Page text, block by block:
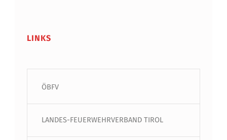
LINKS
ÖBFV
LANDES-FEUERWEHRVERBAND TIROL